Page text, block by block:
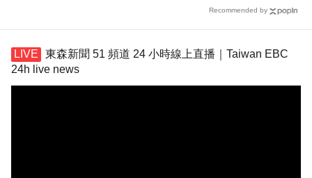
Recommended by
東森新聞 51 頻道 24 小時線上直播｜Taiwan EBC
24h live news